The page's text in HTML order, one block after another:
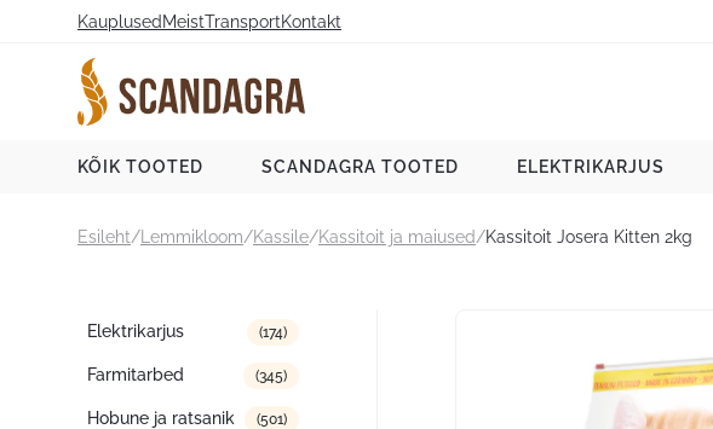
Kauplused MeistTransportKontakt
KÕIK TOOTED SCANDAGRA TOOTED ELEKTRIKARJUS
Esileht/ Lemmikloom/Kassile/Kassitoit ja maiused/Kassitoit Josera Kitten 2kg
Tootekategooriad
Elektrikarjus (174)
Farmitarbed (345)
Hobune ja ratsanik (501)